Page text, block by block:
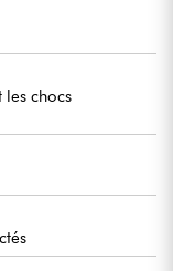
les chocs